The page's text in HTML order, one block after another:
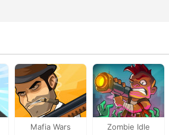
Mafia Wars
Zombie Idle